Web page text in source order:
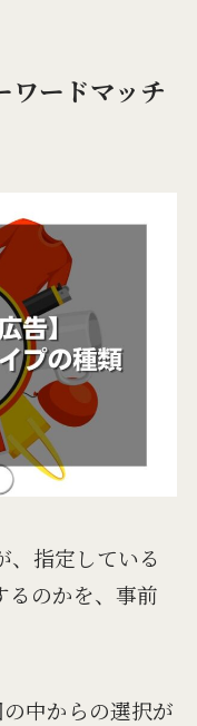
ワードマッチ
、指定している
のかを、事前
中からの選択が